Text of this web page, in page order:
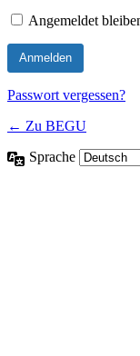
Angemeldet
Passwort vergessen?
← Zu BEGU
Sprache